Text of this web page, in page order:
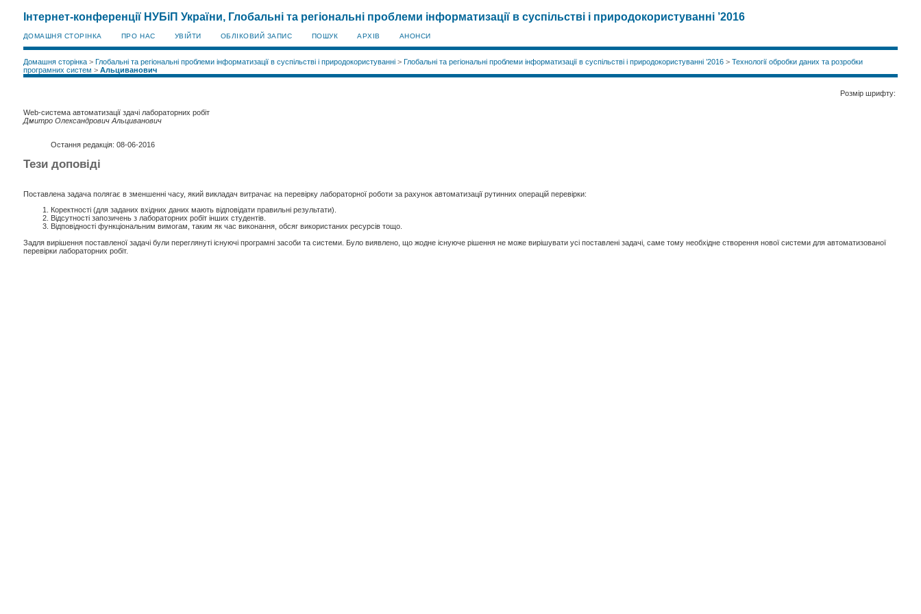
Інтернет-конференції НУБіП України, Глобальні та регіональні проблеми інформатизації в суспільстві і природокористуванні ’2016
ДОМАШНЯ СТОРІНКА ПРО НАС УВІЙТИ ОБЛІКОВИЙ ЗАПИС ПОШУК АРХІВ АНОНСИ
Домашня сторінка> Глобальні та регіональні проблеми інформатизації в суспільстві і природокористуванні> Глобальні та регіональні проблеми інформатизації в суспільстві і природокористуванні ’2016> Технології обробки даних та розробки
програмних систем > Альциванович
Розмір шрифту:
Web-система автоматизації здачі лабораторних робіт
Дмитро Олександрович Альциванович
Остання редакція: 08-06-2016
Тези доповіді
Поставлена задача полягає в зменшенні часу, який викладач витрачає на перевірку лабораторної роботи за рахунок автоматизації рутинних операцій перевірки:
Коректності (для заданих вхідних даних мають відповідати правильні результати).
Відсутності запозичень з лабораторних робіт інших студентів.
Відповідності функціональним вимогам, таким як час виконання, обсяг використаних ресурсів тощо.
Задля вирішення поставленої задачі були переглянуті існуючі програмні засоби та системи. Було виявлено, що жодне існуюче рішення не може вирішувати усі поставлені задачі, саме тому необхідне створення нової системи для автоматизованої
перевірки лабораторних робіт.